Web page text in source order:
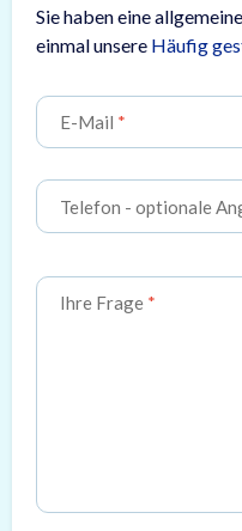
Sie haben eine
einmal unsere Häufig
E-Mail
Telefon - optionale
Ihre Frage